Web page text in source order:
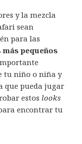
y la mezcla
sean
para las
pequeños
tu niño o niña y
que pueda jugar
estos looks
encontrar tu